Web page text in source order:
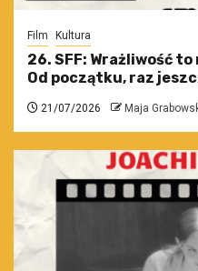
Film Kultura
26. SFF: Wrażliwość to
Od początku, raz
21/07/2026 Maja